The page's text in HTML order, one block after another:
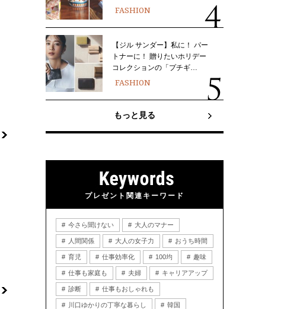
FASHION
【ジル サンダー】私に！ パー
トナーに！ 贈りたいホリデー
コレクションの「プチギ…
FASHION
もっと見る
プレゼント関連キーワード
今さら聞けない 大人のマナー
人間関係 大人の女子力 おうち時間
育児 仕事効率化 100均 趣味
仕事も家庭も 夫婦 キャリアアップ
診断 仕事もおしゃれも
川口ゆかりの丁寧な暮らし 韓国